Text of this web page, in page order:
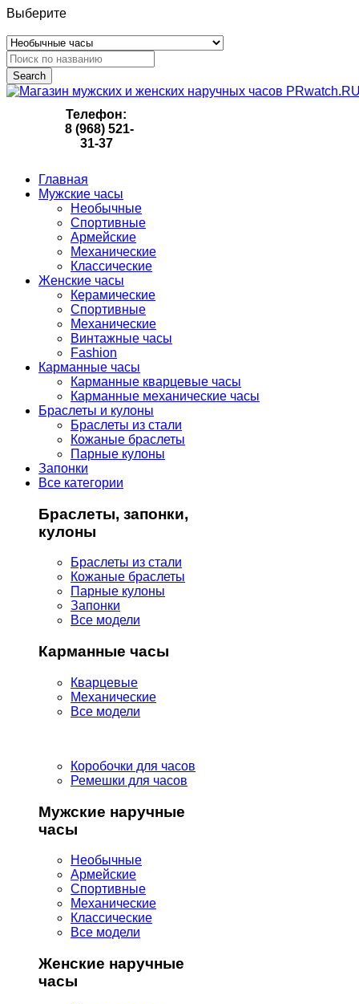
Выберите
Search
Телефон:
8 (968) 521-
31-37
Главная
Мужские часы
Необычные
Спортивные
Армейские
Механические
Классические
Женские часы
Керамические
Спортивные
Механические
Винтажные часы
Fashion
Карманные часы
Карманные кварцевые часы
Карманные механические часы
Браслеты и кулоны
Браслеты из стали
Кожаные браслеты
Парные кулоны
Запонки
Все категории
Браслеты, запонки,
кулоны
Браслеты из стали
Кожаные браслеты
Парные кулоны
Запонки
Все модели
Карманные часы
Кварцевые
Механические
Все модели
Коробочки для часов
Ремешки для часов
Мужские наручные
часы
Необычные
Армейские
Спортивные
Механические
Классические
Все модели
Женские наручные
часы